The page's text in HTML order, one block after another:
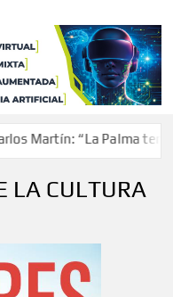
Martín: “La Palma tendrá
LA CULTURA